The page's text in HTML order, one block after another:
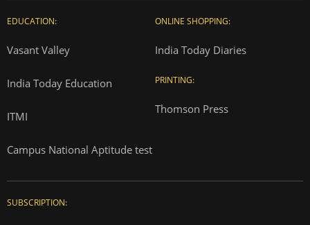
EDUCATION:
Vasant Valley
India Today Education
ITMI
Campus National Aptitude test
ONLINE SHOPPING:
India Today Diaries
PRINTING:
Thomson Press
SUBSCRIPTION: